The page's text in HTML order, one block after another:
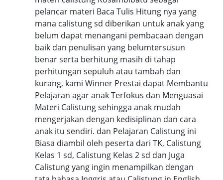
pelancar materi Baca Tulis Hitung nya yang
mana calistung sd diberikan untuk anak yang
belum dapat menangani pembacaan dengan
baik dan penulisan yang belumtersusun
benar serta berhitung masih di tahap
perhitungan sepuluh atau tambah dan
kurang, kami Winner Prestai dapat Membantu
Pelajaran agar anak Terfokus dan Menguasai
Materi Calistung sehingga anak mudah
mengerjakan dengan kedisiplinan dan cara
anak itu sendiri. dan Pelajaran Calistung ini
Biasa diambil oleh peserta dari TK, Calistung
Kelas 1 sd, Calistung Kelas 2 sd dan Juga
Calistung yang ingin menampilkan dengan